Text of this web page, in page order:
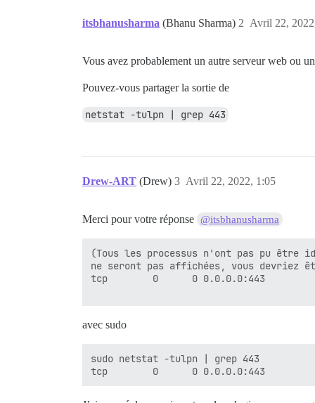
itsbhanusharma (Bhanu Sharma) Avril 22,
2
Vous avez probablement un autre serveur web ou
Pouvez-vous partager la sortie de
netstat -tulpn | grep 443
Drew-ART (Drew) Avril 22, 2022, 1:05
3
Merci pour votre réponse @itsbhanusharma
(Tous les processus n'ont pas pu être
ne seront pas affichées, vous devriez
tcp        0      0 0.0.0.0:443
avec sudo
sudo netstat -tulpn | grep 443